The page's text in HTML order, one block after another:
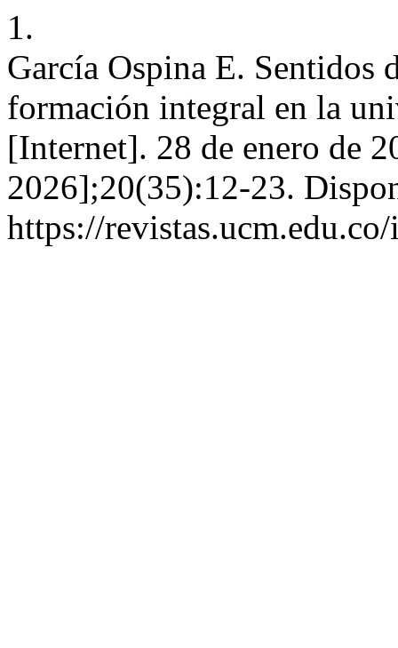
1.
García Ospina E. Sentidos
formación integral en la
[Internet]. 28 de enero de
2026];20(35):12-23.
https://